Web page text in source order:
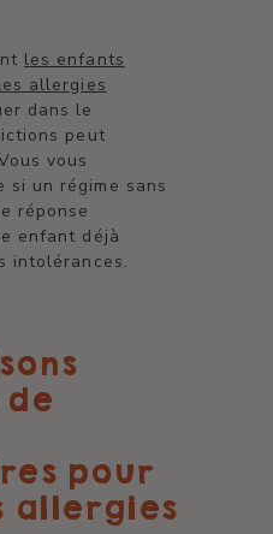
les enfants
allergies
dans le
peut
vous
si un régime sans
réponse
enfant déjà
intolérances.
pour
allergies